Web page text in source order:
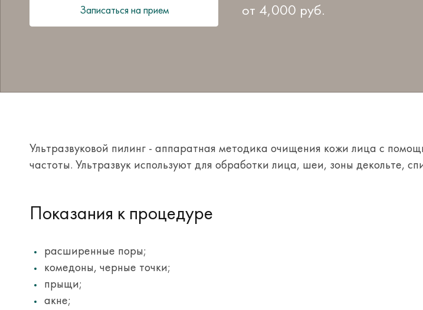
Записаться на прием от 4,000 руб.
Ультразвуковой пилинг - аппаратная методика очищения кожи лица с
частоты. Ультразвук используют для обработки лица, шеи, зоны декольте,
Показания к процедуре
расширенные поры;
комедоны, черные точки;
прыщи;
акне;